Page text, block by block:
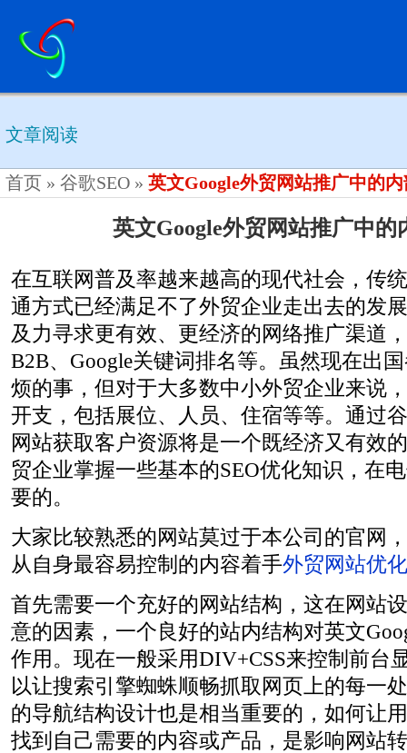
文章阅读
首页 » 谷歌SEO » 英文Google外贸网站推广中的
英文Google外贸网站推广中的
在互联网普及率越来越高的现代社会，传
通方式已经满足不了外贸企业走出去的发
及力寻求更有效、更经济的网络推广渠道
B2B、Google关键词排名等。虽然现在出
烦的事，但对于大多数中小外贸企业来说
开支，包括展位、人员、住宿等等。通过
网站获取客户资源将是一个既经济又有效
贸企业掌握一些基本的SEO优化知识，在
要的。
大家比较熟悉的网站莫过于本公司的官网
从自身最容易控制的内容着手外贸网站优化
首先需要一个充好的网站结构，这在网站
意的因素，一个良好的站内结构对英文
作用。现在一般采用DIV+CSS来控制前台
以让搜索引擎蜘蛛顺畅抓取网页上的每一
的导航结构设计也是相当重要的，如何让
找到自己需要的内容或产品，是影响网站